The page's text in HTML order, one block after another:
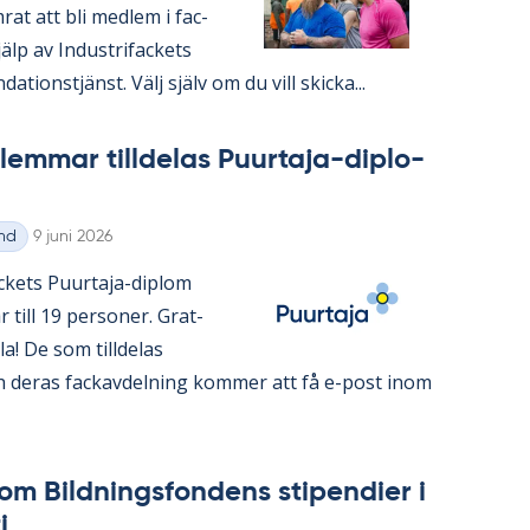
att bli med­lem i fac­
av In­du­stri­fac­kets
Välj själv om du vill skic­ka...
till­de­las Pu­ur­ta­ja-di­plo­
Skriven
9 juni 2026
Pu­ur­ta­ja-diplom
till 19 per­so­ner. Grat­
De som till­de­las
de­ras fackav­del­ning kom­mer att få e-post inom
Bild­nings­fon­dens sti­pen­di­er i